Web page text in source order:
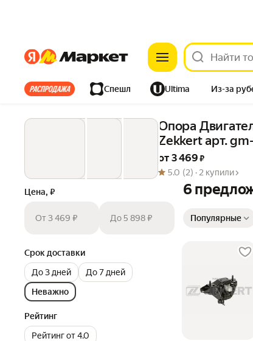
ЯндексЯндекс
Все хиты Спешл Ultima Из-за
Дом Ремонт Детям Красота
Опора
Zekkert арт.
от 3 469 ₽
5.0 (2) · 2 купили
Цена, ₽
От 3 469 ₽ До 5 898 ₽
Срок доставки
До 3 дней
До 7 дней
Неважно
Рейтинг
Рейтинг от 4.0
6
Популярные